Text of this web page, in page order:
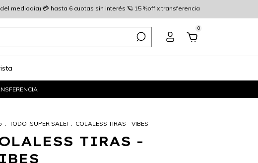
mediodia) 💳 hasta 6 cuotas sin interés 🪐 15 %off x transferencia
0
TODO ¡SUPER SALE! COLALESS TIRAS - VIBES
TIRAS -